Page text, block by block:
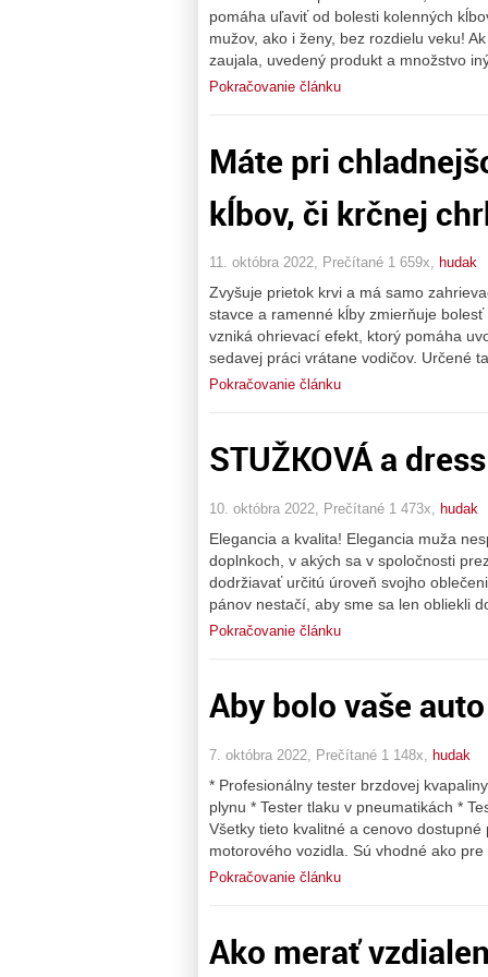
pomáha uľaviť od bolesti kolenných
mužov, ako i ženy, bez rozdielu veku!
zaujala, uvedený produkt a množstvo
Pokračovanie článku
Máte pri
kĺbov, či krčnej
11. októbra 2022, Prečítané 1 659x, hudak
Zvyšuje prietok krvi a má samo
stavce a ramenné kĺby zmierňuje
vzniká ohrievací efekt, ktorý pomáha
sedavej práci vrátane vodičov. Určené
Pokračovanie článku
STUŽKOVÁ a
10. októbra 2022, Prečítané 1 473x, hudak
Elegancia a kvalita! Elegancia muža
doplnkoch, v akých sa v spoločnosti
dodržiavať určitú úroveň svojho
pánov nestačí, aby sme sa len obliekli
Pokračovanie článku
Aby bolo vaše
7. októbra 2022, Prečítané 1 148x, hudak
* Profesionálny tester brzdovej
plynu * Tester tlaku v pneumatikách *
Všetky tieto kvalitné a cenovo
motorového vozidla. Sú vhodné ako
Pokračovanie článku
Ako merať